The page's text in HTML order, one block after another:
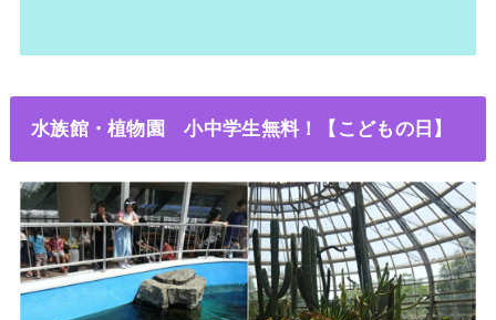
水族館・植物園 小中学生無料！【こどもの日】